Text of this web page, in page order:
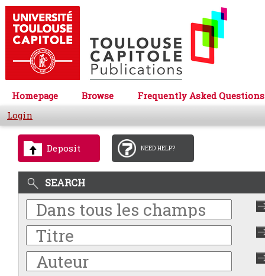
Homepage Browse
Frequently Asked Questions
Login
Deposit NEED HELP?
SEARCH